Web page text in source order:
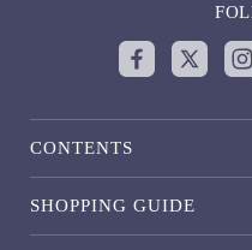
CONTENTS
SHOPPING GUIDE